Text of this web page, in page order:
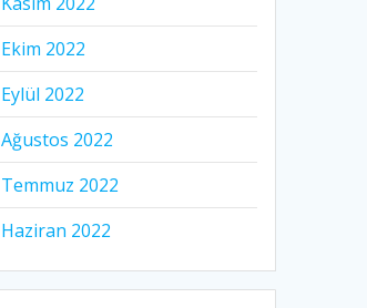
Ekim 2022
Eylül 2022
Ağustos 2022
Temmuz 2022
Haziran 2022